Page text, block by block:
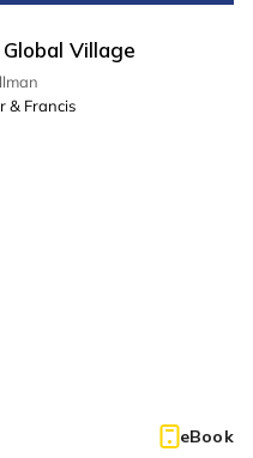
Village
& Francis
eBook